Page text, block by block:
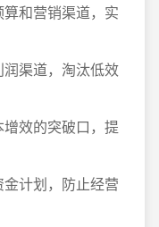
和营销渠道，实
渠道，淘汰低效
效的突破口，提
计划，防止经营